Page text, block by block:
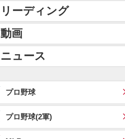
リーディング
動画
ニュース
プロ野球
プロ野球(2軍)